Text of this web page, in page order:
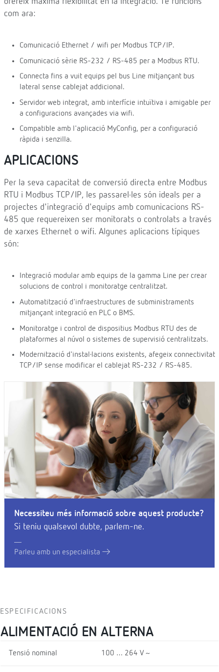
com ara:
Comunicació Ethernet / wifi per Modbus TCP/IP.
Comunicació sèrie RS-232 / RS-485 per a Modbus RTU.
Connecta fins a vuit equips pel bus Line mitjançant bus
lateral sense cablejat addicional.
Servidor web integrat, amb interfície intuïtiva i amigable per
a configuracions avançades via wifi.
Compatible amb l'aplicació MyConfig, per a configuració
ràpida i senzilla.
APLICACIONS
Per la seva capacitat de conversió directa entre Modbus
RTU i Modbus TCP/IP, les passarel·les són ideals per a
projectes d'integració d'equips amb comunicacions RS-
485 que requereixen ser monitorats o controlats a través
de xarxes Ethernet o wifi. Algunes aplicacions típiques
són:
Integració modular amb equips de la gamma Line per crear
solucions de control i monitoratge centralitzat.
Automatització d'infraestructures de subministraments
mitjançant integració en PLC o BMS.
Monitoratge i control de dispositius Modbus RTU des de
plataformes al núvol o sistemes de supervisió centralitzats.
Modernització d'instal·lacions existents, afegeix connectivitat
TCP/IP sense modificar el cablejat RS-232 / RS-485.
Necessiteu més informació sobre aquest producte?
Si teniu qualsevol dubte, parlem-ne.
Parleu amb un especialista
ESPECIFICACIONS
ALIMENTACIÓ EN ALTERNA
Tensió nominal 100 … 264 V ~